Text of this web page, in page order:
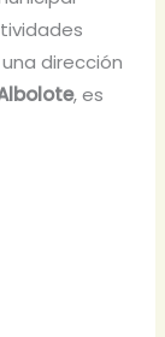
dirección
, es